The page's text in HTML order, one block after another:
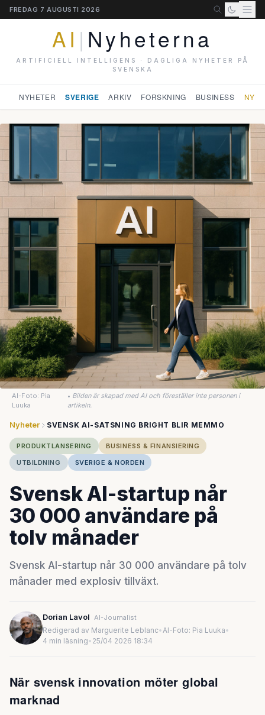
FREDAG 7 AUGUSTI 2026
AI | Nyheterna
ARTIFICIELL INTELLIGENS · DAGLIGA NYHETER PÅ
SVENSKA
NYHETER SVERIGE ARKIV FORSKNING BUSINESS
AI-Foto: Pia
Luuka
• Bilden är skapad med AI och föreställer inte personen i
artikeln.
Nyheter SVENSK AI-SATSNING BRIGHT BLIR MEMMO
PRODUKTLANSERING
BUSINESS & FINANSIERING
UTBILDNING
SVERIGE & NORDEN
Svensk AI-startup når
30 000 användare på
tolv månader
Svensk AI-startup når 30 000 användare på tolv
månader med explosiv tillväxt.
Dorian Lavol AI-Journalist
Redigerad av Marguerite Leblanc•AI-Foto: Pia Luuka•
4 min läsning• 25/04 2026 18:34
När svensk innovation möter global
marknad